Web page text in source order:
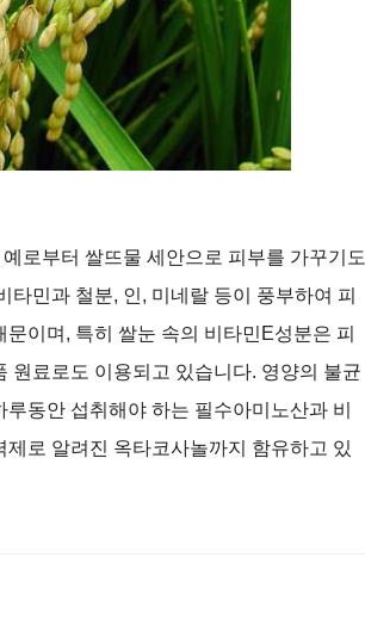
예로부터 쌀뜨물 세안으로 피부를 가꾸기도
타민과 철분, 인, 미네랄 등이 풍부하여 피
문이며 , 특히 쌀눈 속의 비타민 E성분은 피
원료로도 이용되고 있습니다. 영양의 불균
루동안 섭취해야 하는 필수아미노산과 비
로 알려진 옥타코사놀까지 함유하고 있